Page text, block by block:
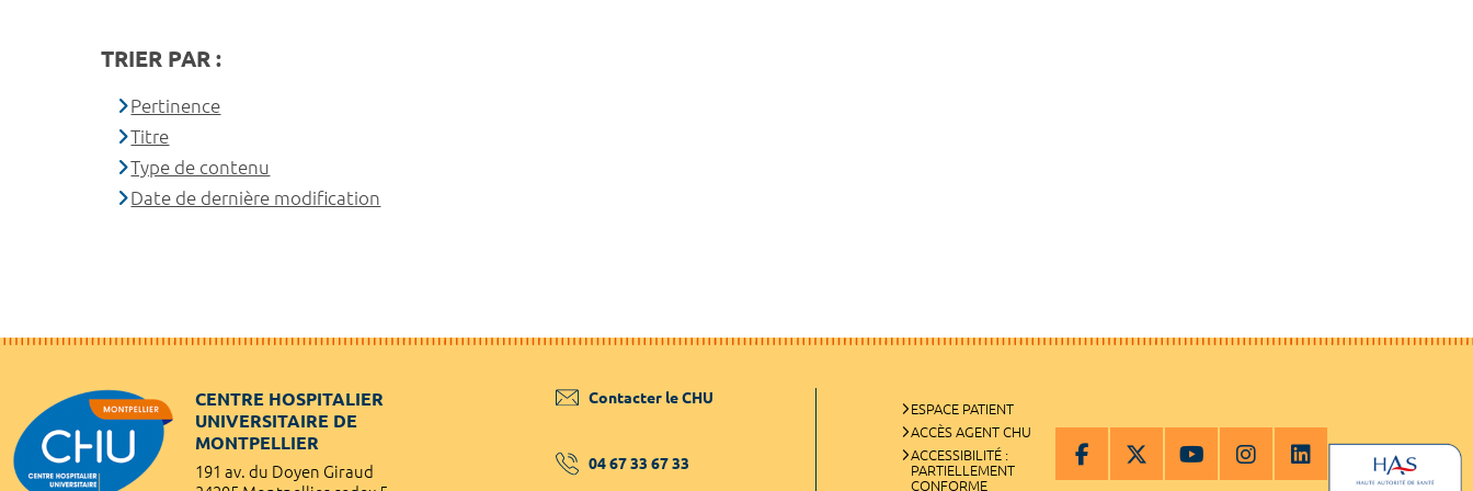
TRIER PAR :
Pertinence
Titre
Type de contenu
Date de dernière modification
CENTRE HOSPITALIER
UNIVERSITAIRE DE
MONTPELLIER
191 av. du Doyen Giraud
Contacter le CHU
04 67 33 67 33
ESPACE PATIENT
ACCÈS AGENT CHU
ACCESSIBILITÉ :
PARTIELLEMENT
CONFORME